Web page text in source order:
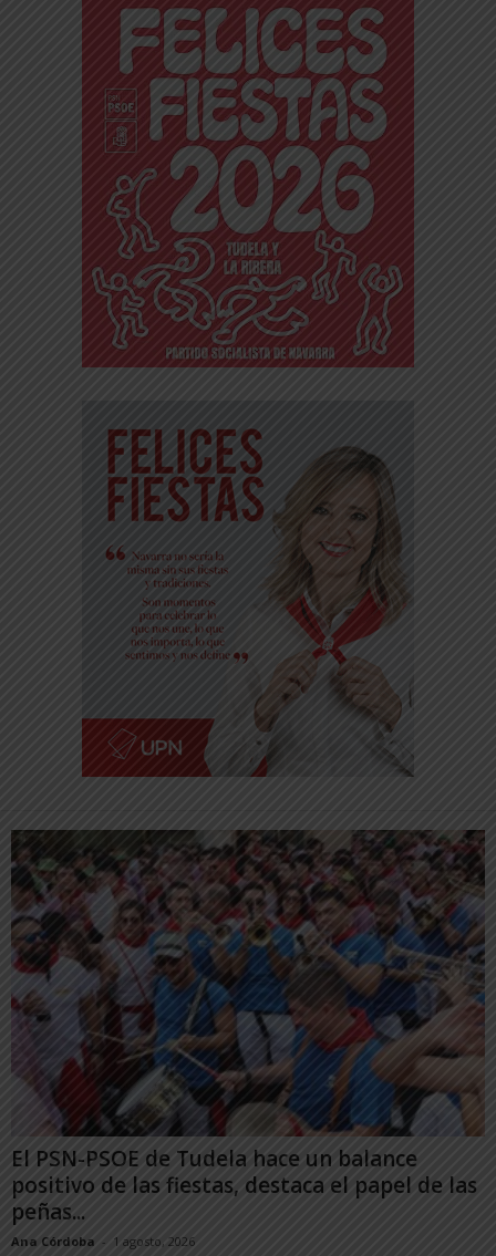
El PSN-PSOE de Tudela hace un balance
positivo de las fiestas, destaca el papel de las
peñas...
Ana Córdoba - 1 agosto, 2026